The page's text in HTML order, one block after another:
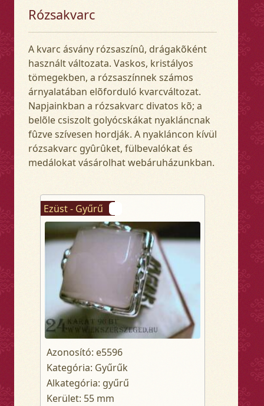
Rózsakvarc
A kvarc ásvány rózsaszínû, drágakõként
használt változata. Vaskos, kristályos
tömegekben, a rózsaszínnek számos
árnyalatában elõforduló kvarcváltozat.
Napjainkban a rózsakvarc divatos kõ; a
belõle csiszolt golyócskákat nyakláncnak
fûzve szívesen hordják. A nyakláncon kívül
rózsakvarc gyûrûket, fülbevalókat és
medálokat vásárolhat webáruházunkban.
Ezüst - Gyűrű
Azonosító: e5596
Kategória: Gyűrűk
Alkategória: gyűrű
Kerület: 55 mm